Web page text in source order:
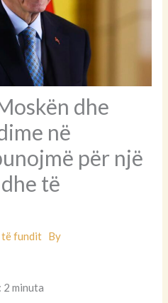
dhe
në
për një
të
të fundit By
2 minuta